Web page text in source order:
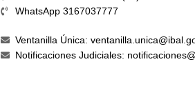
WhatsApp 3167037777
Ventanilla Única:
Notificaciones Judiciales: